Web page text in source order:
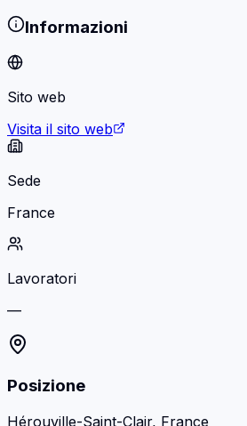
Informazioni
Sito web
Visita il sito web
Sede
France
Lavoratori
—
Posizione
Hérouville-Saint-Clair, France